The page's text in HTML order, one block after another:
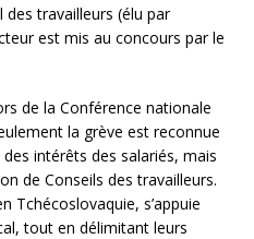
travailleurs (élu par
est mis au concours par le
de la Conférence nationale
la grève est reconnue
intérêts des salariés, mais
de Conseils des travailleurs.
Tchécoslovaquie, s’appuie
tout en délimitant leurs